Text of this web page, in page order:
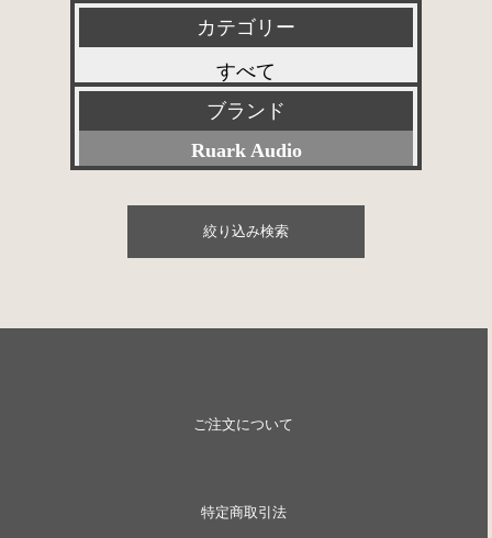
特選アクセサリー
委託販売品
特価品
その他委託販売品
カテゴリー
すべて
プリアンプ
パワーアンプ
スピーカー
アクセサリー
ブランド
Ruark Audio
ACOUSTIC REVIVE
ALTEC
絞り込み検索
ご注文について
特定商取引法